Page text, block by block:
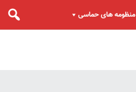
منظومه های حماسی